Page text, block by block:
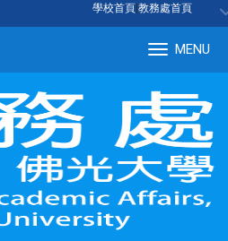
學校首頁 教務處首頁
MENU